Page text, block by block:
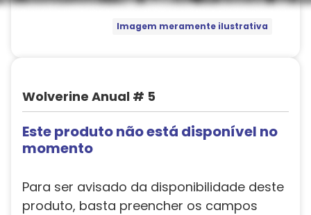
Imagem meramente ilustrativa
Wolverine Anual # 5
Este produto não está disponível no
momento
Para ser avisado da disponibilidade deste
produto, basta preencher os campos